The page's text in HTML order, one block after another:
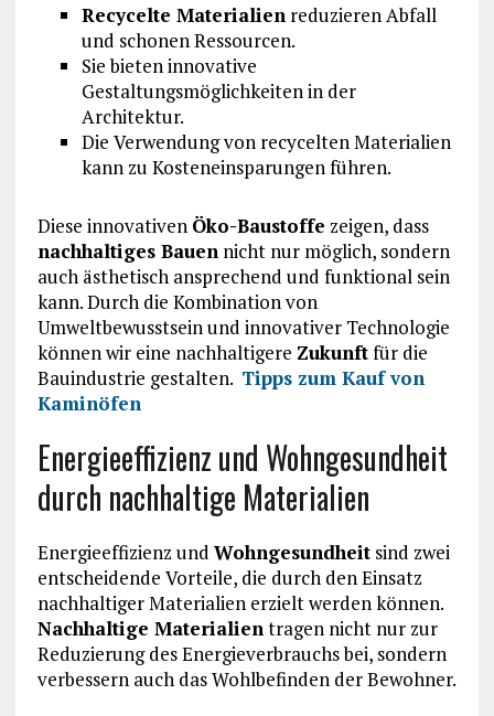
Recycelte Materialienreduzieren Abfall
und schonen Ressourcen.
Sie bieten innovative
Gestaltungsmöglichkeiten in der
Architektur.
Die Verwendung von recycelten Materialien
kann zu Kosteneinsparungen führen.
Diese innovativen Öko-Baustoffe zeigen, dass
nachhaltiges Bauennicht nur möglich, sondern
auch ästhetisch ansprechend und funktional sein
kann. Durch die Kombination von
Umweltbewusstsein und innovativer Technologie
können wir eine nachhaltigere Zukunftfür die
Bauindustrie gestalten. Tipps zum Kauf von
Kaminöfen
Energieeffizienz und Wohngesundheit
durch nachhaltige Materialien
Energieeffizienz und Wohngesundheitsind zwei
entscheidende Vorteile, die durch den Einsatz
nachhaltiger Materialien erzielt werden können.
Nachhaltige Materialientragen nicht nur zur
Reduzierung des Energieverbrauchs bei, sondern
verbessern auch das Wohlbefinden der Bewohner.